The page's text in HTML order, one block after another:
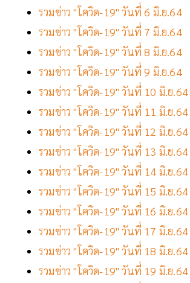
รวมข่าว "โควิด-19" วันที่ 6 มิ.ย.64
รวมข่าว "โควิด-19" วันที่ 7 มิ.ย.64
รวมข่าว "โควิด-19" วันที่ 8 มิ.ย.64
รวมข่าว "โควิด-19" วันที่ 9 มิ.ย.64
รวมข่าว "โควิด-19" วันที่ 10 มิ.ย.64
รวมข่าว "โควิด-19" วันที่ 11 มิ.ย.64
รวมข่าว "โควิด-19" วันที่ 12 มิ.ย.64
รวมข่าว "โควิด-19" วันที่ 13 มิ.ย.64
รวมข่าว "โควิด-19" วันที่ 14 มิ.ย.64
รวมข่าว "โควิด-19" วันที่ 15 มิ.ย.64
รวมข่าว "โควิด-19" วันที่ 16 มิ.ย.64
รวมข่าว "โควิด-19" วันที่ 17 มิ.ย.64
รวมข่าว "โควิด-19" วันที่ 18 มิ.ย.64
รวมข่าว "โควิด-19" วันที่ 19 มิ.ย.64